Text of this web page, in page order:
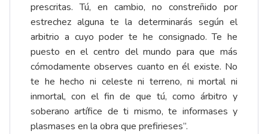
prescritas. Tú, en cambio, no constreñido por
estrechez alguna te la determinarás según el
arbitrio a cuyo poder te he consignado. Te he
puesto en el centro del mundo para que más
cómodamente observes cuanto en él existe. No
te he hecho ni celeste ni terreno, ni mortal ni
inmortal, con el fin de que tú, como árbitro y
soberano artífice de ti mismo, te informases y
plasmases en la obra que prefirieses”.